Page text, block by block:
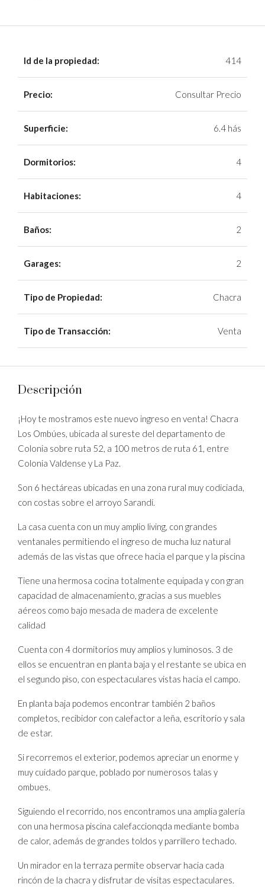
Id de la propiedad: 414
Precio: Consultar Precio
Superficie: 6.4 hás
Dormitorios: 4
Habitaciones: 4
Baños: 2
Garages: 2
Tipo de Propiedad: Chacra
Tipo de Transacción: Venta
Descripción
¡Hoy te mostramos este nuevo ingreso en venta! Chacra
Los Ombúes, ubicada al sureste del departamento de
Colonia sobre ruta 52, a 100 metros de ruta 61, entre
Colonia Valdense y La Paz.
Son 6 hectáreas ubicadas en una zona rural muy codiciada,
con costas sobre el arroyo Sarandí.
La casa cuenta con un muy amplio living, con grandes
ventanales permitiendo el ingreso de mucha luz natural
además de las vistas que ofrece hacia el parque y la piscina
Tiene una hermosa cocina totalmente equipada y con gran
capacidad de almacenamiento, gracias a sus muebles
aéreos como bajo mesada de madera de excelente
calidad
Cuenta con 4 dormitorios muy amplios y luminosos. 3 de
ellos se encuentran en planta baja y el restante se ubica en
el segundo piso, con espectaculares vistas hacia el campo.
En planta baja podemos encontrar también 2 baños
completos, recibidor con calefactor a leña, escritorio y sala
de estar.
Si recorremos el exterior, podemos apreciar un enorme y
muy cuidado parque, poblado por numerosos talas y
ombues.
Siguiendo el recorrido, nos encontramos una amplia galería
con una hermosa piscina calefaccionqda mediante bomba
de calor, además de grandes toldos y parrillero techado.
Un mirador en la terraza permite observar hacia cada
rincón de la chacra y disfrutar de visitas espectaculares.